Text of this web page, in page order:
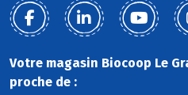
Votre magasin Biocoop Le
proche de :